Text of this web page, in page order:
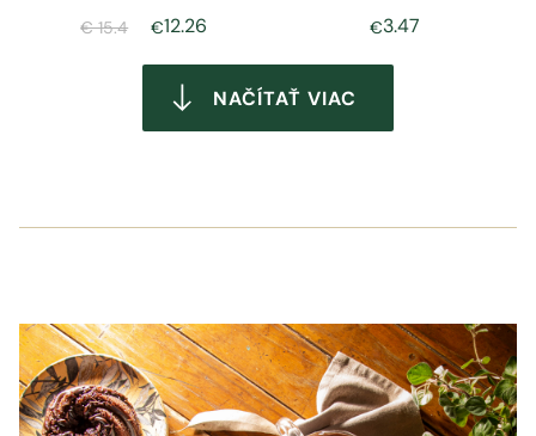
€ 15.4 €12.26 €3.47
NAČÍTAŤ VIAC